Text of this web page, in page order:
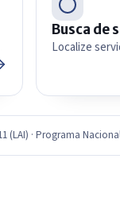
Busca de
Localize
(LAI) · Programa